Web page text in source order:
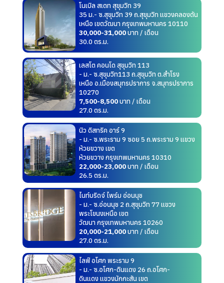
โนเบิล สเตท สุขุมวิท 39
35 ม.- ซ.สุขุมวิท 39 ถ.สุขุมวิท แขวงคลองตัน
เหนือ เขตวัฒนา กรุงเทพมหานคร 10110
30,000-31,000บาท / เดือน
30.0 ตร.ม.
เลสโต คอนโด สุขุมวิท 113
- ม.- ซ.สุขุมวิท113 ถ.สุขุมวิท ต.สำโรง
เหนือ อ.เมืองสมุทรปราการ จ.สมุทรปราการ
10270
7,500-8,500บาท / เดือน
27.0 ตร.ม.
นิว ดิสทริค อาร์ 9
- ม.- ซ.พระราม 9 ซอย 5 ถ.พระราม 9 แขวง
ห้วยขวาง เขต
ห้วยขวาง กรุงเทพมหานคร 10310
22,000-23,000บาท / เดือน
26.5 ตร.ม.
ไนท์บริดจ์ ไพร์ม อ่อนนุช
- ม.- ซ.อ่อนนุช 2 ถ.สุขุมวิท 77 แขวง
พระโขนงเหนือ เขต
วัฒนา กรุงเทพมหานคร 10260
20,000-21,000บาท / เดือน
27.0 ตร.ม.
ไลฟ์ อโศก พระราม 9
- ม.- ซ.อโศก-ดินแดง 26 ถ.อโศก-
ดินแดง แขวงมักกะสัน เขต